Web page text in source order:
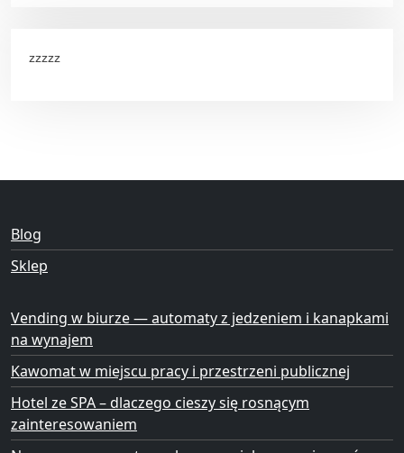
zzzzz
Blog
Sklep
Vending w biurze — automaty z jedzeniem i kanapkami
na wynajem
Kawomat w miejscu pracy i przestrzeni publicznej
Hotel ze SPA – dlaczego cieszy się rosnącym
zainteresowaniem